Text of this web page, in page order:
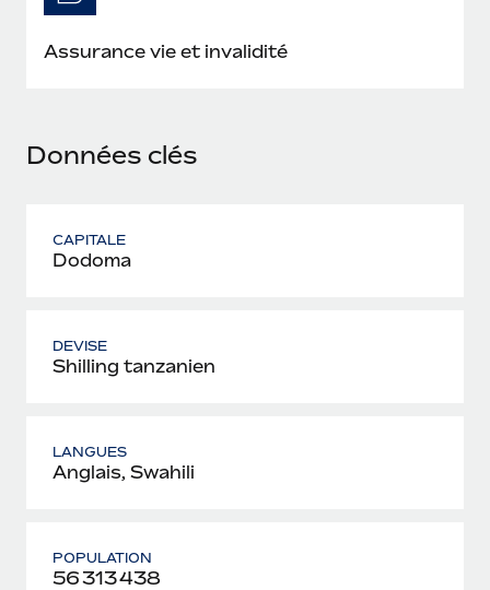
En savoir plus
Assurance vie et invalidité
Données clés
CAPITALE
Dodoma
DEVISE
Shilling tanzanien
LANGUES
Anglais, Swahili
POPULATION
56 313 438